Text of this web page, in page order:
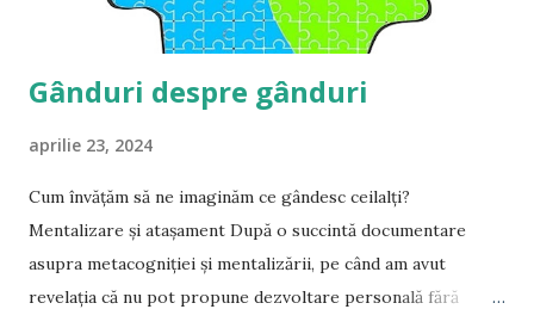
Gânduri despre gânduri
aprilie 23, 2024
Cum învățăm să ne imaginăm ce gândesc ceilalți?
Mentalizare și atașament După o succintă documentare
asupra metacogniției și mentalizării, pe când am avut
revelația că nu pot propune dezvoltare personală fără